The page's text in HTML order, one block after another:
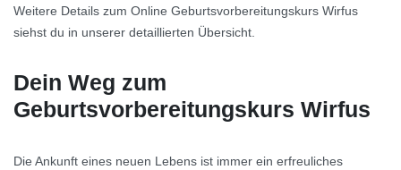
Weitere Details zum Online Geburtsvorbereitungskurs Wirfus
siehst du in unserer detaillierten Übersicht.
Dein Weg zum
Geburtsvorbereitungskurs Wirfus
Die Ankunft eines neuen Lebens ist immer ein erfreuliches